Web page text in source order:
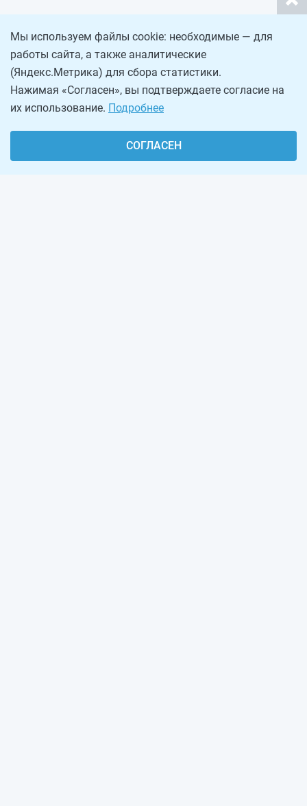
Мы используем файлы cookie: необходимые — для
работы сайта, а также аналитические
(Яндекс.Метрика) для сбора статистики.
Нажимая «Согласен», вы подтверждаете согласие на
их использование. Подробнее
СОГЛАСЕН